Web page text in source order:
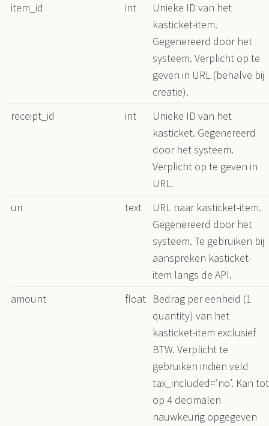
item_id int
Unieke ID van het
kasticket-item.
Gegenereerd door het
systeem. Verplicht op te
geven in URL (behalve bij
creatie).
receipt_id
int
Unieke ID van het
kasticket. Gegenereerd
door het systeem.
Verplicht op te geven in
URL.
uri
text
URL naar kasticket-item.
Gegenereerd door het
systeem. Te gebruiken bij
aanspreken kasticket-
item langs de API.
amount
float Bedrag per eenheid (1
quantity) van het
kasticket-item exclusief
BTW. Verplicht te
gebruiken indien veld
tax_included=’no’. Kan tot
op 4 decimalen
nauwkeurig opgegeven